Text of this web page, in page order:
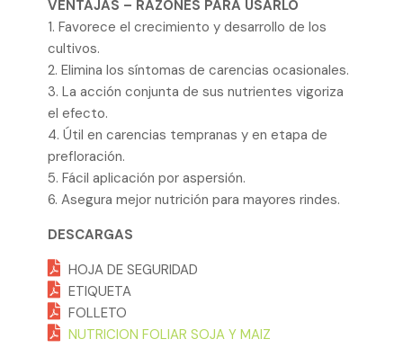
VENTAJAS – RAZONES PARA USARLO
1. Favorece el crecimiento y desarrollo de los
cultivos.
2. Elimina los síntomas de carencias ocasionales.
3. La acción conjunta de sus nutrientes vigoriza
el efecto.
4. Útil en carencias tempranas y en etapa de
prefloración.
5. Fácil aplicación por aspersión.
6. Asegura mejor nutrición para mayores rindes.
DESCARGAS
HOJA DE SEGURIDAD
ETIQUETA
FOLLETO
NUTRICION FOLIAR SOJA Y MAIZ